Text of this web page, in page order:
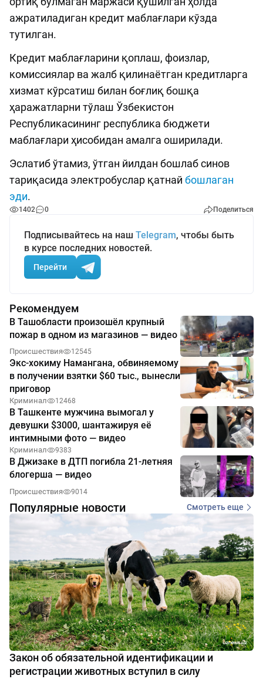
ажратиладиган кредит маблағлари кўзда
тутилган.
Кредит маблағларини қоплаш, фоизлар,
комиссиялар ва жалб қилинаётган кредитларга
хизмат кўрсатиш билан боғлиқ бошқа
ҳаражатларни тўлаш Ўзбекистон
Республикасининг республика бюджети
маблағлари ҳисобидан амалга оширилади.
Эслатиб ўтамиз, ўтган йилдан бошлаб синов
тариқасида электробуслар қатнай бошлаган
эди.
1402 0 Поделиться
Подписывайтесь на наш Telegram, чтобы быть
в курсе последних новостей.
Перейти
Рекомендуем
В Ташобласти произошёл крупный
пожар в одном из магазинов — видео
Происшествия 12545
Экс-хокиму Намангана, обвиняемому
в получении взятки $60 тыс., вынесли
приговор
Криминал 12468
В Ташкенте мужчина вымогал у
девушки $3000, шантажируя её
интимными фото — видео
Криминал 9383
В Джизаке в ДТП погибла 21-летняя
блогерша — видео
Происшествия 9014
Популярные новости Смотреть еще
Закон об обязательной идентификации и
регистрации животных вступил в силу